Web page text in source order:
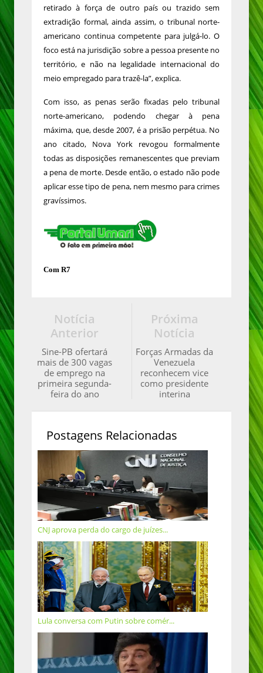
retirado à força de outro país ou trazido sem
extradição formal, ainda assim, o tribunal norte-
americano continua competente para julgá-lo. O
foco está na jurisdição sobre a pessoa presente no
território, e não na legalidade internacional do
meio empregado para trazê-la”, explica.
Com isso, as penas serão fixadas pelo tribunal
norte-americano, podendo chegar à pena
máxima, que, desde 2007, é a prisão perpétua. No
ano citado, Nova York revogou formalmente
todas as disposições remanescentes que previam
a pena de morte. Desde então, o estado não pode
aplicar esse tipo de pena, nem mesmo para crimes
gravíssimos.
Com R7
Próxima
Notícia
Forças Armadas da
Venezuela
reconhecem vice
como presidente
interina
Notícia
Anterior
Sine-PB ofertará
mais de 300 vagas
de emprego na
primeira segunda-
feira do ano
Postagens Relacionadas
CNJ aprova perda do cargo de juízes...
Lula conversa com Putin sobre comér...